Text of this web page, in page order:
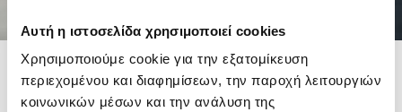
Αυτή η ιστοσελίδα χρησιμοποιεί cookies
Χρησιμοποιούμε cookie για την εξατομίκευση
περιεχομένου και διαφημίσεων, την παροχή λειτουργιών
κοινωνικών μέσων και την ανάλυση της
Δες τώρα τα parking στο χάρτη και σύγκρινετιμή
καιαπόσταση